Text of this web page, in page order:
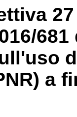
a